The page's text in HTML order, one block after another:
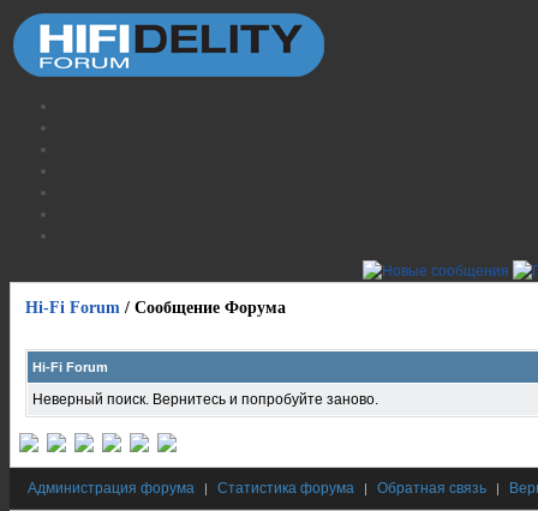
Hi-Fi Forum / Сообщение Форума
Hi-Fi Forum
Неверный поиск. Вернитесь и попробуйте заново.
Администрация форума | Статистика форума | Обратная связь |